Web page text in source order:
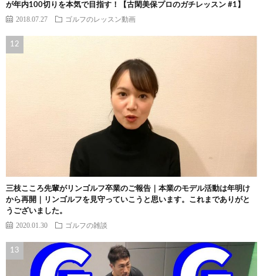
が年内100切りを本気で目指す！【古閑美保プロのガチレッスン #1】
2018.07.27 ゴルフのレッスン動画
三枝こころ先輩がリンゴルフ卒業のご報告｜本業のモデル活動は年明け
から再開｜リンゴルフを見守っていこうと思います。これまでありがと
うございました。
2020.01.30 ゴルフの雑談